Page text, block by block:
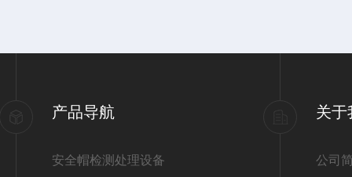
产品导航
安全帽检测处理设备
关于
公司